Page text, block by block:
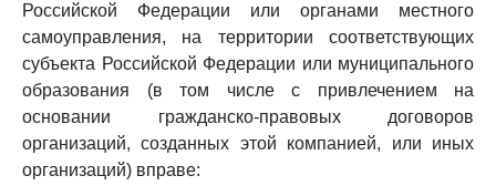
Российской Федерации или органами местного
самоуправления, на территории соответствующих
субъекта Российской Федерации или муниципального
образования (в том числе с привлечением на
основании гражданско-правовых договоров
организаций, созданных этой компанией, или иных
организаций) вправе: